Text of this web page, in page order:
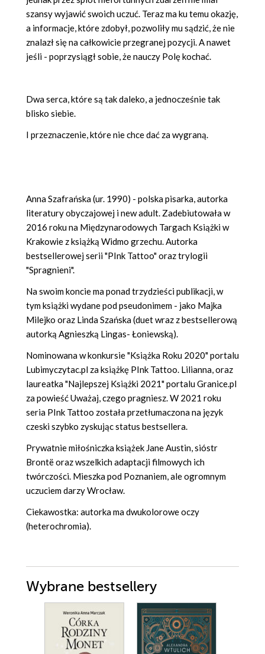
szansy wyjawić swoich uczuć. Teraz ma ku temu okazję,
a informacje, które zdobył, pozwoliły mu sądzić, że nie
znalazł się na całkowicie przegranej pozycji. A nawet
jeśli - poprzysiągł sobie, że nauczy Polę kochać.
Dwa serca, które są tak daleko, a jednocześnie tak
blisko siebie.
I przeznaczenie, które nie chce dać za wygraną.
Anna Szafrańska (ur. 1990) - polska pisarka, autorka
literatury obyczajowej i new adult. Zadebiutowała w
2016 roku na Międzynarodowych Targach Książki w
Krakowie z książką Widmo grzechu. Autorka
bestsellerowej serii "PInk Tattoo" oraz trylogii
"Spragnieni".
Na swoim koncie ma ponad trzydzieści publikacji, w
tym książki wydane pod pseudonimem - jako Majka
Milejko oraz Linda Szańska (duet wraz z bestsellerową
autorką Agnieszką Lingas- Łoniewską).
Nominowana w konkursie "Książka Roku 2020" portalu
Lubimyczytac.pl za książkę PInk Tattoo. Lilianna, oraz
laureatka "Najlepszej Książki 2021" portalu Granice.pl
za powieść Uważaj, czego pragniesz. W 2021 roku
seria PInk Tattoo została przetłumaczona na język
czeski szybko zyskując status bestsellera.
Prywatnie miłośniczka książek Jane Austin, sióstr
Brontë oraz wszelkich adaptacji filmowych ich
twórczości. Mieszka pod Poznaniem, ale ogromnym
uczuciem darzy Wrocław.
Ciekawostka: autorka ma dwukolorowe oczy
(heterochromia).
Wybrane bestsellery